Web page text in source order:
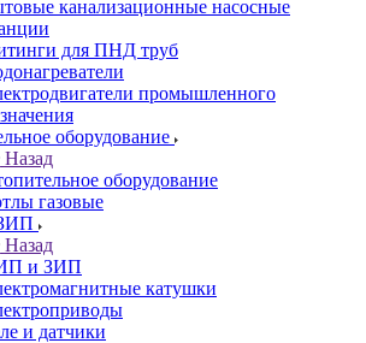
канализационные насосные
для ПНД труб
промышленного
оборудование
Назад
оборудование
газовые
Назад
и ЗИП
катушки
и датчики